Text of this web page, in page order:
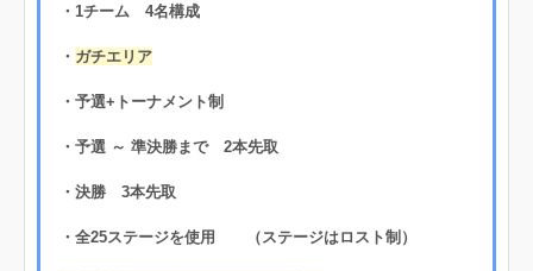
・1チーム 4名構成
・ ガチエリア
・予選+トーナメント制
・予選 ～ 準決勝まで 2本先取
・決勝 3本先取
・全25ステージを使用 （ステージはロスト制）